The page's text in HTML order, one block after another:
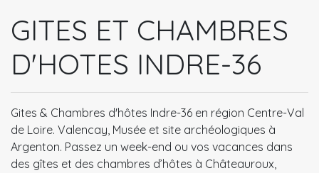
GITES ET CHAMBRES
D'HOTES INDRE-36
Gites & Chambres d'hôtes Indre-36 en région Centre-Val
de Loire. Valencay, Musée et site archéologiques à
Argenton. Passez un week-end ou vos vacances dans
des gîtes et des chambres d’hôtes à Châteauroux,